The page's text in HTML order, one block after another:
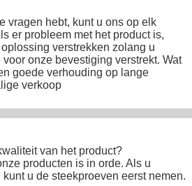
vragen hebt, kunt u ons op elk
er probleem met het product is,
verstrekken zolang u
onze bevestiging verstrekt. Wat
goede verhouding op lange
verkoop
van het product?
producten is in orde. Als u
u de steekproeven eerst nemen.